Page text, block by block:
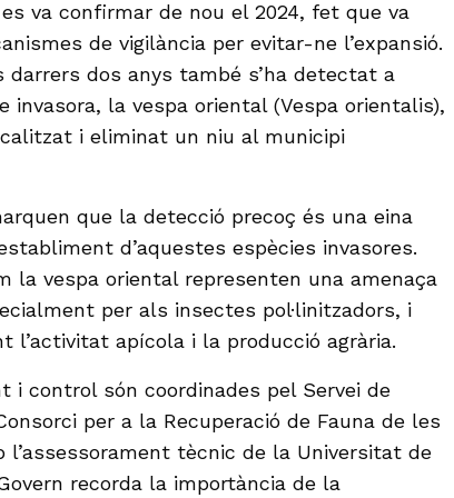
es va confirmar de nou el 2024, fet que va
de vigilància per evitar-ne l’expansió.
darrers dos anys també s’ha detectat a
invasora, la vespa oriental (Vespa orientalis),
i eliminat un niu al municipi
que la detecció precoç és una eina
d’aquestes espècies invasores.
la vespa oriental representen una amenaça
per als insectes pol·linitzadors, i
l’activitat apícola i la producció agrària.
i control són coordinades pel Servei de
per a la Recuperació de Fauna de les
l’assessorament tècnic de la Universitat de
recorda la importància de la